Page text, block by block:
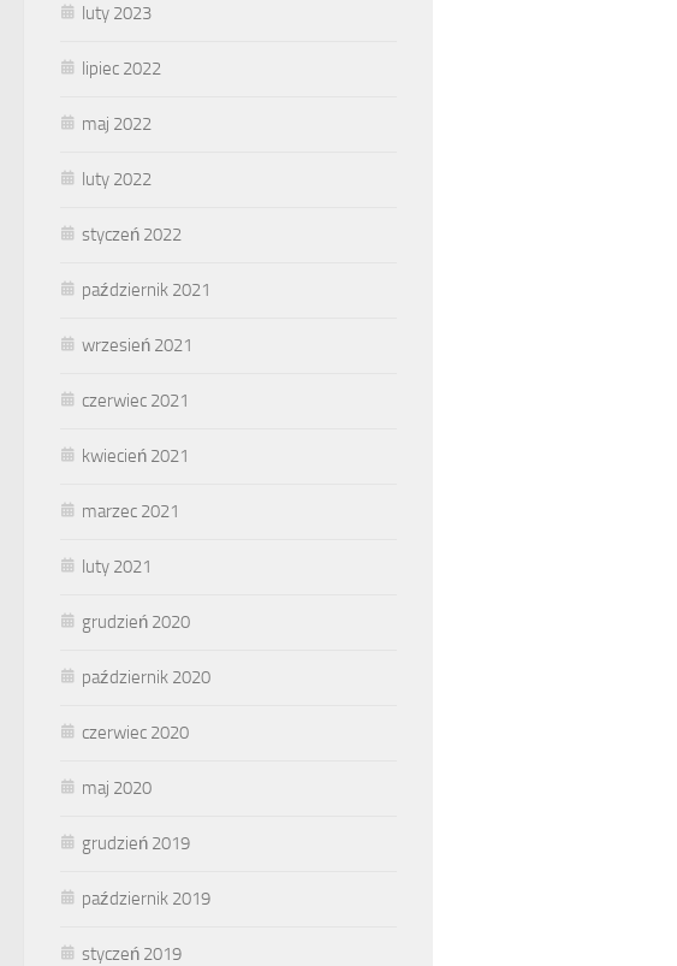
luty 2023
lipiec 2022
maj 2022
luty 2022
styczeń 2022
październik 2021
wrzesień 2021
czerwiec 2021
kwiecień 2021
marzec 2021
luty 2021
grudzień 2020
październik 2020
czerwiec 2020
maj 2020
grudzień 2019
październik 2019
styczeń 2019